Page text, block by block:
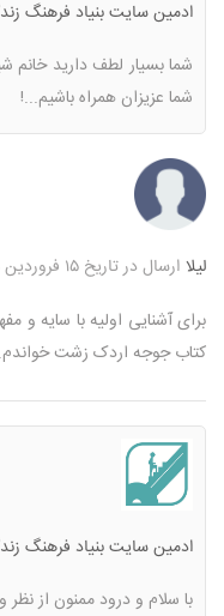
ادمین سایت بنیاد فرهنگ
شما بسیار لطف دارید خانم
شما عزیزان همراه باشیم...!
لیلا ارسال در تاریخ ۱۵ فروردین ماه ۱۳۹۹
برای آشنایی اولیه با سایه و
کتاب جوجه اردک زشت خواندم.
ادمین سایت بنیاد فرهنگ
با سلام و درود ممنون از نظر